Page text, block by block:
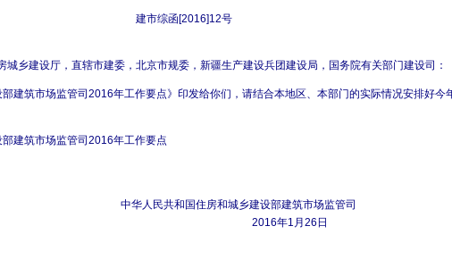
建市综函[2016]12号
城乡建设厅，直辖市建委，北京市规委，新疆生产建设兵团建设局，国务院有关部门建设司：
建筑市场监管司 2016年工作要点》印发给你们，请结合本地区、本部门的实际情况安排好今
建筑市场监管司 2016年工作要点
国住房和城乡建设部建筑市场监管司
2016年1 月26 日